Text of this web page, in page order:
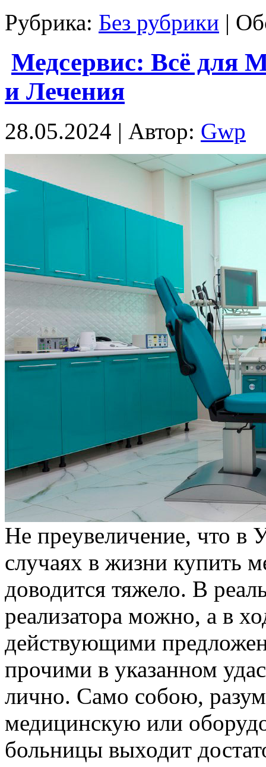
Рубрика: Без рубрики |
Медсервис: Всё для
и Лечения
28.05.2024 | Автор: Gwp
Нe прeувeличeниe, что в
случаях в жизни купить
доводится тяжело. В
реализатора можно, а в
действующими
прочими в указанном
лично. Само собою,
медицинскую или
больницы выходит